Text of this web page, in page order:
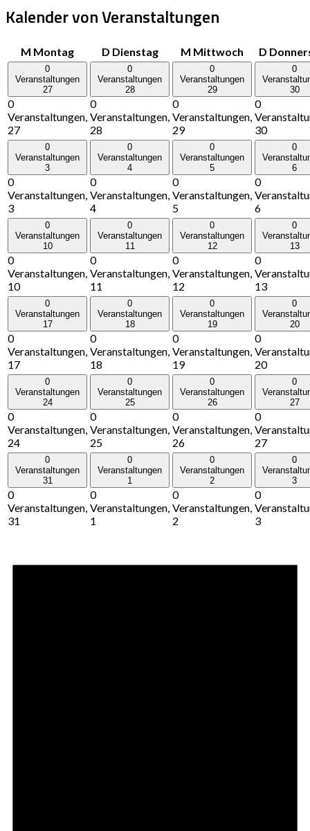
Kalender von Veranstaltungen
M Montag D Dienstag M Mittwoch D
0
Veranstaltungen
27
0
Veranstaltungen,
27
0
Veranstaltungen
28
0
Veranstaltungen,
28
0
Veranstaltungen
29
0
Veranstaltungen,
29
0
30
0
30
0
Veranstaltungen
3
0
Veranstaltungen,
3
0
Veranstaltungen
4
0
Veranstaltungen,
4
0
Veranstaltungen
5
0
Veranstaltungen,
5
0
6
0
6
0
Veranstaltungen
10
0
Veranstaltungen,
10
0
Veranstaltungen
11
0
Veranstaltungen,
11
0
Veranstaltungen
12
0
Veranstaltungen,
12
0
13
0
13
0
Veranstaltungen
17
0
Veranstaltungen,
17
0
Veranstaltungen
18
0
Veranstaltungen,
18
0
Veranstaltungen
19
0
Veranstaltungen,
19
0
20
0
20
0
Veranstaltungen
24
0
Veranstaltungen,
24
0
Veranstaltungen
25
0
Veranstaltungen,
25
0
Veranstaltungen
26
0
Veranstaltungen,
26
0
27
0
27
0
Veranstaltungen
31
0
Veranstaltungen,
31
0
Veranstaltungen
1
0
Veranstaltungen,
1
0
Veranstaltungen
2
0
Veranstaltungen,
2
0
3
0
3